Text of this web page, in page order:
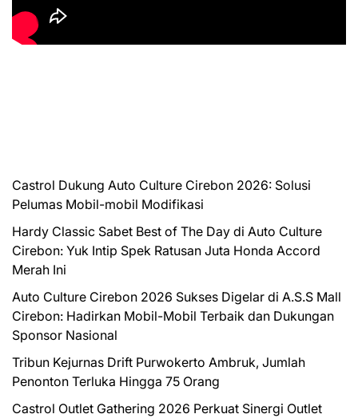
Castrol Dukung Auto Culture Cirebon 2026: Solusi
Pelumas Mobil-mobil Modifikasi
Hardy Classic Sabet Best of The Day di Auto Culture
Cirebon: Yuk Intip Spek Ratusan Juta Honda Accord
Merah Ini
Auto Culture Cirebon 2026 Sukses Digelar di A.S.S Mall
Cirebon: Hadirkan Mobil-Mobil Terbaik dan Dukungan
Sponsor Nasional
Tribun Kejurnas Drift Purwokerto Ambruk, Jumlah
Penonton Terluka Hingga 75 Orang
Castrol Outlet Gathering 2026 Perkuat Sinergi Outlet